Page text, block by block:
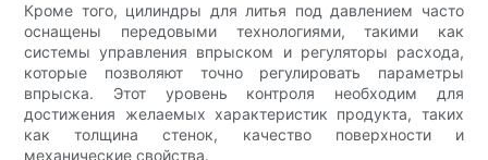
Кроме того, цилиндры для литья под давлением часто
оснащены передовыми технологиями, такими как
системы управления впрыском и регуляторы расхода,
которые позволяют точно регулировать параметры
впрыска. Этот уровень контроля необходим для
достижения желаемых характеристик продукта, таких
как толщина стенок, качество поверхности и
механические свойства.